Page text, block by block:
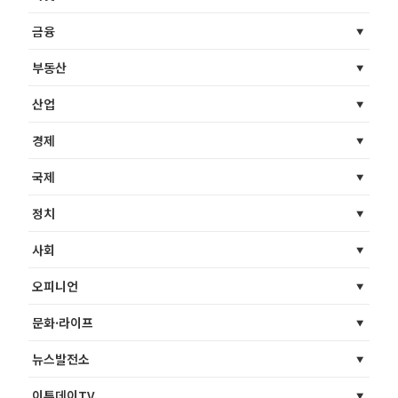
금융
부동산
산업
경제
국제
정치
사회
오피니언
문화·라이프
뉴스발전소